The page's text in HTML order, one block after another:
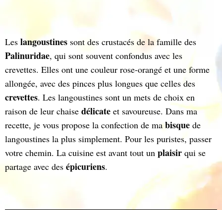
Les langoustines sont des crustacés de la famille des
Palinuridae, qui sont souvent confondus avec les
crevettes. Elles ont une couleur rose-orangé et une forme
allongée, avec des pinces plus longues que celles des
crevettes. Les langoustines sont un mets de choix en
raison de leur chaise délicate et savoureuse. Dans ma
recette, je vous propose la confection de mabisque de
langoustines la plus simplement. Pour les puristes, passer
votre chemin. La cuisine est avant tout un plaisir qui se
partage avec des épicuriens.